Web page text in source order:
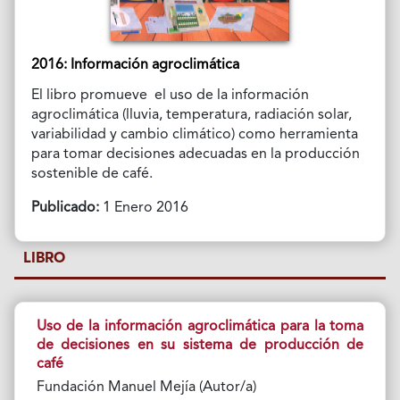
2016: Información agroclimática
El libro promueve el uso de la información
agroclimática (lluvia, temperatura, radiación solar,
variabilidad y cambio climático) como herramienta
para tomar decisiones adecuadas en la producción
sostenible de café.
Publicado:1 Enero 2016
LIBRO
Uso de la información agroclimática para la toma
de decisiones en su sistema de producción de
café
Fundación Manuel Mejía (Autor/a)